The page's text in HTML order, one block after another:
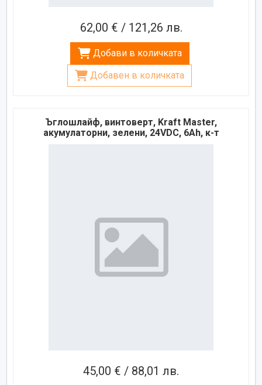
62,00 € / 121,26 лв.
Добави в количката
Добавен в количката
Ъглошлайф, винтоверт, Kraft Master,
акумулаторни, зелени, 24VDC, 6Ah, к-т
45,00 € / 88,01 лв.